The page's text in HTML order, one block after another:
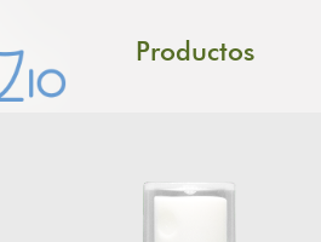
Productos